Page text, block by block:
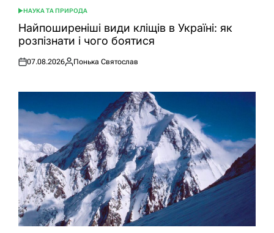
ОПУБЛІКУВАТИ
У
НАУКА ТА ПРИРОДА
Найпоширеніші види кліщів в Україні: як
розпізнати і чого боятися
Оприлюднено
07.08.2026
Опубліковано
Понька Святослав